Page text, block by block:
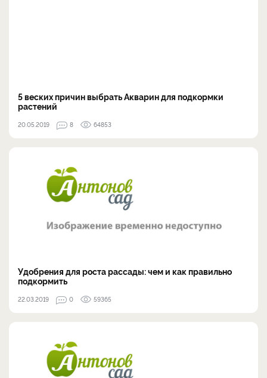
5 веских причин выбрать Акварин для подкормки
растений
20.05.2019 8 64853
Удобрения для роста рассады: чем и как правильно
подкормить
22.03.2019 0 59365